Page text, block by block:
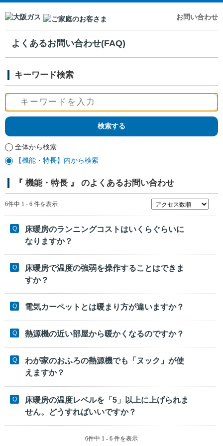
お問い合わせ
よくあるお問い合わせ(FAQ)
キーワード検索
全体から検索
【機能・特長】内から検索
『 機能・特長 』 のよくあるお問い合わせ
6件中 1 - 6 件を表示
床暖房のランニングコストはいくらぐらいに
なりますか？
床暖房で温度の強弱を操作することはできま
すか？
電気カーペットとは暖まり方が違いますか？
熱源機の近い部屋から暖かくなるのですか？
わが家のおふろの熱源機でも「ヌック」が使
えますか？
床暖房の温度レベルを「5」以上に上げられま
せん。どうすればいいですか？
6件中 1 - 6 件を表示